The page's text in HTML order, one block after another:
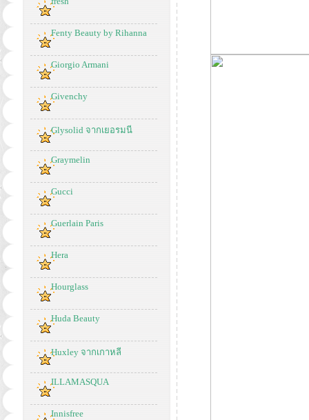
Fenty Beauty by Rihanna
Giorgio Armani
Givenchy
Glysolid จากเยอรมนี
Graymelin
Gucci
Guerlain Paris
Hera
Hourglass
Huda Beauty
Huxley จากเกาหลี
ILLAMASQUA
Innisfree